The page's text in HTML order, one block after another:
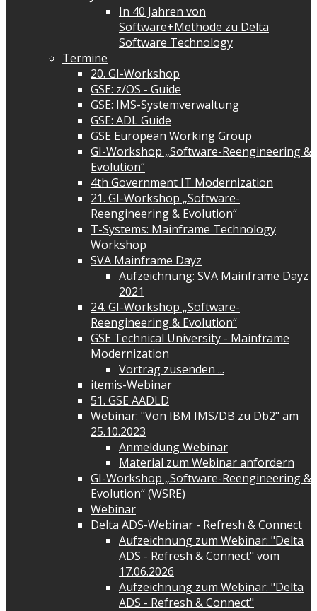
In 40 Jahren von
Software+Methode zu Delta
Software Technology
Termine
20. GI-Workshop
GSE: z/OS - Guide
GSE: IMS-Systemverwaltung
GSE: ADL Guide
GSE European Working Group
GI-Workshop „Software-Reengineering &
Evolution“
4th Government IT Modernization
21. GI-Workshop „Software-
Reengineering & Evolution“
T-Systems: Mainframe Technology
Workshop
SVA Mainframe Dayz
Aufzeichnung: SVA Mainframe Dayz
2021
24. GI-Workshop „Software-
Reengineering & Evolution“
GSE Technical University - Mainframe
Modernization
Vortrag zusenden ...
itemis-Webinar
51. GSE AADLD
Webinar: "Von IBM IMS/DB zu Db2" am
25.10.2023
Anmeldung Webinar
Material zum Webinar anfordern
GI-Workshop „Software-Reengineering &
Evolution“ (WSRE)
Webinar
Delta ADS-Webinar - Refresh & Connect
Aufzeichnung zum Webinar: "Delta
ADS - Refresh & Connect" vom
17.06.2026
Aufzeichnung zum Webinar: "Delta
ADS - Refresh & Connect"